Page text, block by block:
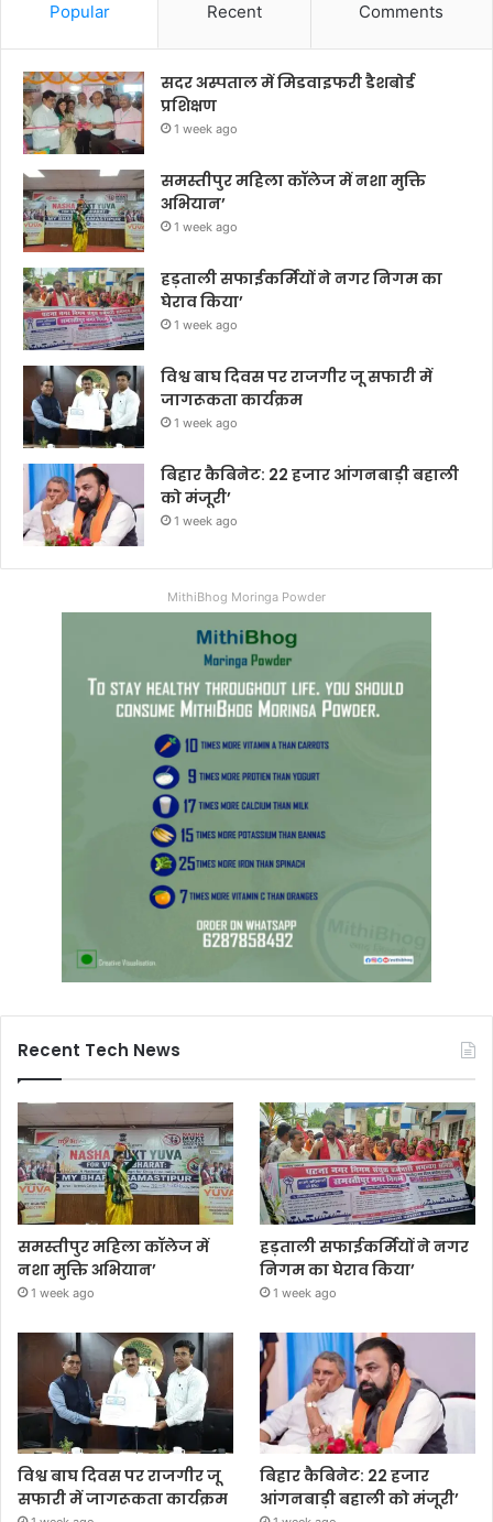
Popular Recent Comments
सदर अस्पताल में मिडवाइफरी डैशबोर्ड
प्रशिक्षण
1 week ago
समस्तीपुर महिला कॉलेज में नशा मुक्ति
अभियान’
1 week ago
हड़ताली सफाईकर्मियों ने नगर निगम का
घेराव किया’
1 week ago
विश्व बाघ दिवस पर राजगीर जू सफारी में
जागरूकता कार्यक्रम
1 week ago
बिहार कैबिनेट: 22 हजार आंगनबाड़ी बहाली
को मंजूरी’
1 week ago
MithiBhog Moringa Powder
Recent Tech News
समस्तीपुर महिला कॉलेज में
नशा मुक्ति अभियान’
1 week ago
हड़ताली सफाईकर्मियों ने नगर
निगम का घेराव किया’
1 week ago
विश्व बाघ दिवस पर राजगीर जू
सफारी में जागरूकता कार्यक्रम
बिहार कैबिनेट: 22 हजार
आंगनबाड़ी बहाली को मंजूरी’